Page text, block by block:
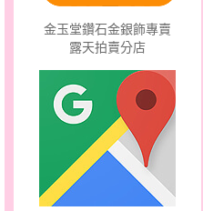
金玉堂鑽石金銀飾專賣
露天拍賣分店